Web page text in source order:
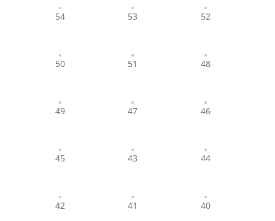
54 53 52
50 51 48
49 47 46
45 43 44
42 41 40